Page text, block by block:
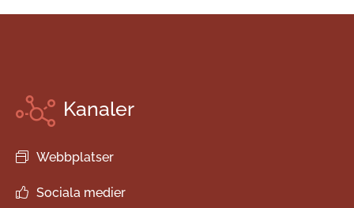
Kanaler
Webbplatser
Sociala medier